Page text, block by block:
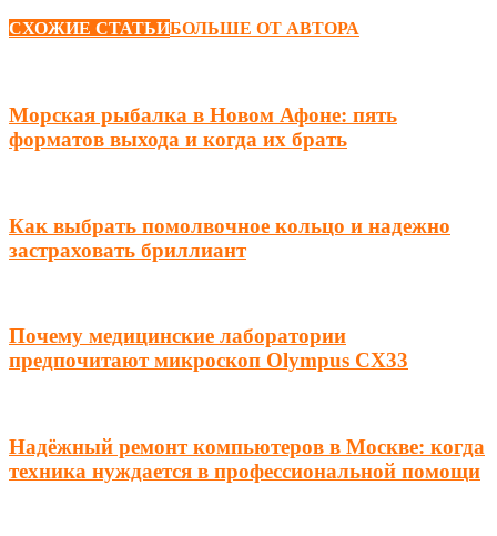
СХОЖИЕ СТАТЬИБОЛЬШЕ ОТ АВТОРА
Морская рыбалка в Новом Афоне: пять
форматов выхода и когда их брать
Как выбрать помолвочное кольцо и надежно
застраховать бриллиант
Почему медицинские лаборатории
предпочитают микроскоп Olympus CX33
Надёжный ремонт компьютеров в Москве: когда
техника нуждается в профессиональной помощи